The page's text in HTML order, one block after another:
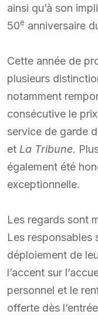
ainsi qu’à son
50e anniversaire
Cette année de
plusieurs
notamment
consécutive le
service de garde
et La Tribune.
également été
exceptionnelle.
Les regards sont
Les responsables
déploiement de
l’accent sur
personnel et le
offerte dès